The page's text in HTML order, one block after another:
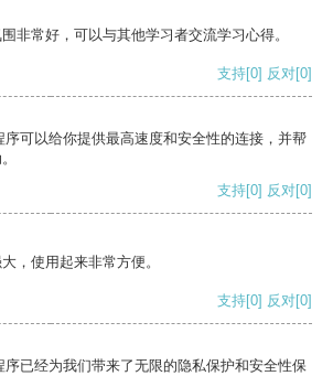
非常好，可以与其他学习者交流学习心得。
支持[0] 反对[0]
可以给你提供最高速度和安全性的连接，并帮
支持[0] 反对[0]
，使用起来非常方便。
支持[0] 反对[0]
已经为我们带来了无限的隐私保护和安全性保